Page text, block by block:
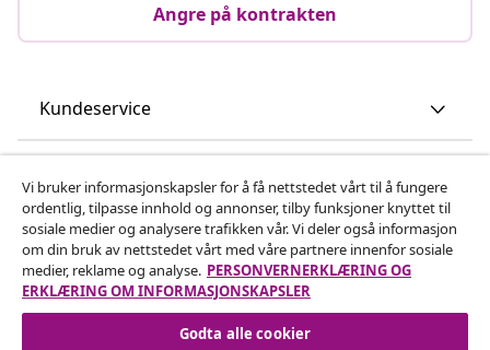
Angre på kontrakten
Kundeservice
vidaXL
Oppdag mer
Vi bruker informasjonskapsler for å få nettstedet vårt til å fungere
ordentlig, tilpasse innhold og annonser, tilby funksjoner knyttet til
sosiale medier og analysere trafikken vår. Vi deler også informasjon
om din bruk av nettstedet vårt med våre partnere innenfor sosiale
medier, reklame og analyse. PERSONVERNERKLÆRING OG
ERKLÆRING OM INFORMASJONSKAPSLER
Godta alle cookier